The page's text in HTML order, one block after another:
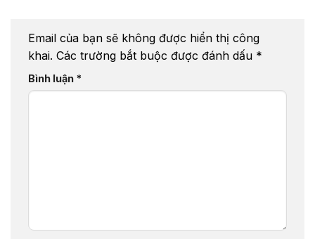
Email của bạn sẽ không được hiển thị công
khai. Các trường bắt buộc được đánh dấu *
Bình luận *